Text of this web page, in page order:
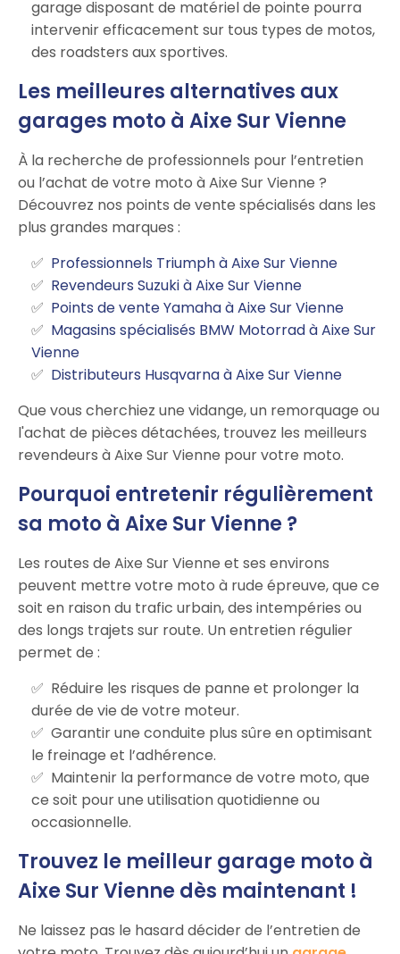
garage disposant de matériel de pointe pourra
intervenir efficacement sur tous types de motos,
des roadsters aux sportives.
Les meilleures alternatives aux
garages moto à Aixe Sur Vienne
À la recherche de professionnels pour l’entretien
ou l’achat de votre moto à Aixe Sur Vienne ?
Découvrez nos points de vente spécialisés dans les
plus grandes marques :
Professionnels Triumph à Aixe Sur Vienne
Revendeurs Suzuki à Aixe Sur Vienne
Points de vente Yamaha à Aixe Sur Vienne
Magasins spécialisés BMW Motorrad à Aixe Sur
Vienne
Distributeurs Husqvarna à Aixe Sur Vienne
Que vous cherchiez une vidange, un remorquage ou
l'achat de pièces détachées, trouvez les meilleurs
revendeurs à Aixe Sur Vienne pour votre moto.
Pourquoi entretenir régulièrement
sa moto à Aixe Sur Vienne ?
Les routes de Aixe Sur Vienne et ses environs
peuvent mettre votre moto à rude épreuve, que ce
soit en raison du trafic urbain, des intempéries ou
des longs trajets sur route. Un entretien régulier
permet de :
Réduire les risques de panne et prolonger la
durée de vie de votre moteur.
Garantir une conduite plus sûre en optimisant
le freinage et l’adhérence.
Maintenir la performance de votre moto, que
ce soit pour une utilisation quotidienne ou
occasionnelle.
Trouvez le meilleur garage moto à
Aixe Sur Vienne dès maintenant !
Ne laissez pas le hasard décider de l’entretien de